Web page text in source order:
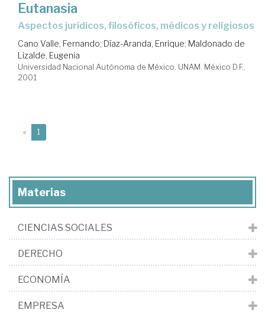
Eutanasia
aspectos jurídicos, filosóficos, médicos y religiosos
Cano Valle, Fernando; Díaz-Aranda, Enrique; Maldonado de
Lizalde, Eugenia
Universidad Nacional Autónoma de México. UNAM. México D.F.,
2001
« 1
Materias
CIENCIAS SOCIALES
DERECHO
ECONOMÍA
EMPRESA